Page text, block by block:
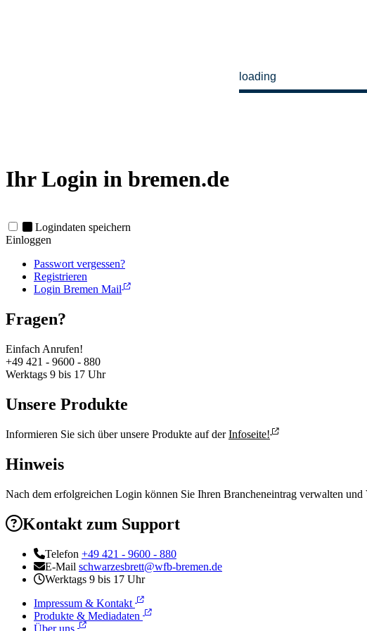
loading
Ihr Login in bremen.de
Logindaten speichern
Einloggen
Passwort vergessen?
Registrieren
Login Bremen Mail
Fragen?
Einfach Anrufen!
+49 421 - 9600 - 880
Werktags 9 bis 17 Uhr
Unsere Produkte
Informieren Sie sich über unsere Produkte auf derInfoseite!
Hinweis
Nach dem erfolgreichen Login können Sie Ihren Brancheneintrag verwalten
Kontakt zum Support
Telefon +49 421 - 9600 - 880
E-Mail schwarzesbrett@wfb-bremen.de
Werktags 9 bis 17 Uhr
Impressum & Kontakt
Produkte & Mediadaten
Über uns